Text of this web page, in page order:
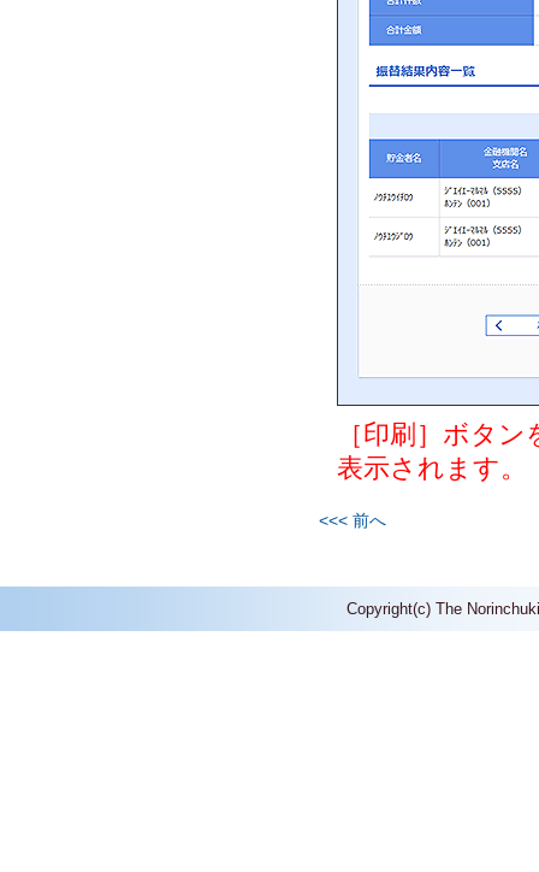
［印刷］ボタ
表示されます。
<<< 前へ
Copyright(c) The